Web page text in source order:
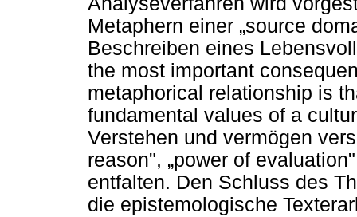
Metaphern einer „source
Beschreiben eines
the most important
metaphorical relationship is
fundamental values of a
Verstehen und vermögen
reason", „power of
entfalten. Den Schluss des
die epistemologische